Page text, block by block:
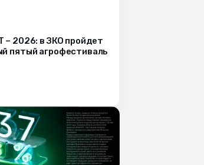
– 2026: в ЗКО пройдет
пятый агрофестиваль